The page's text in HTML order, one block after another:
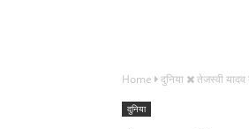
Home दुनिया तेजस्वी
दुनिया